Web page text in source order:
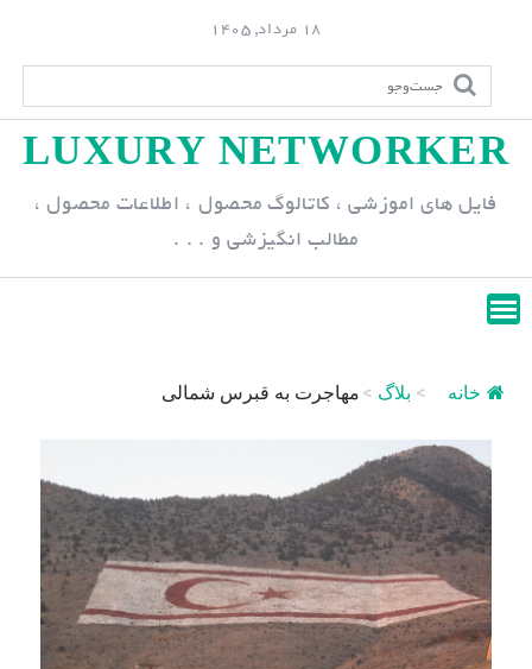
p
n
18 مرداد, 1405
LUXURY NETWORKER
فایل های اموزشی ، کاتالوگ محصول ، اطلاعات محصول ،
مطالب انگیزشی و . . .
خانه > بلاگ > مهاجرت به قبرس شمالی